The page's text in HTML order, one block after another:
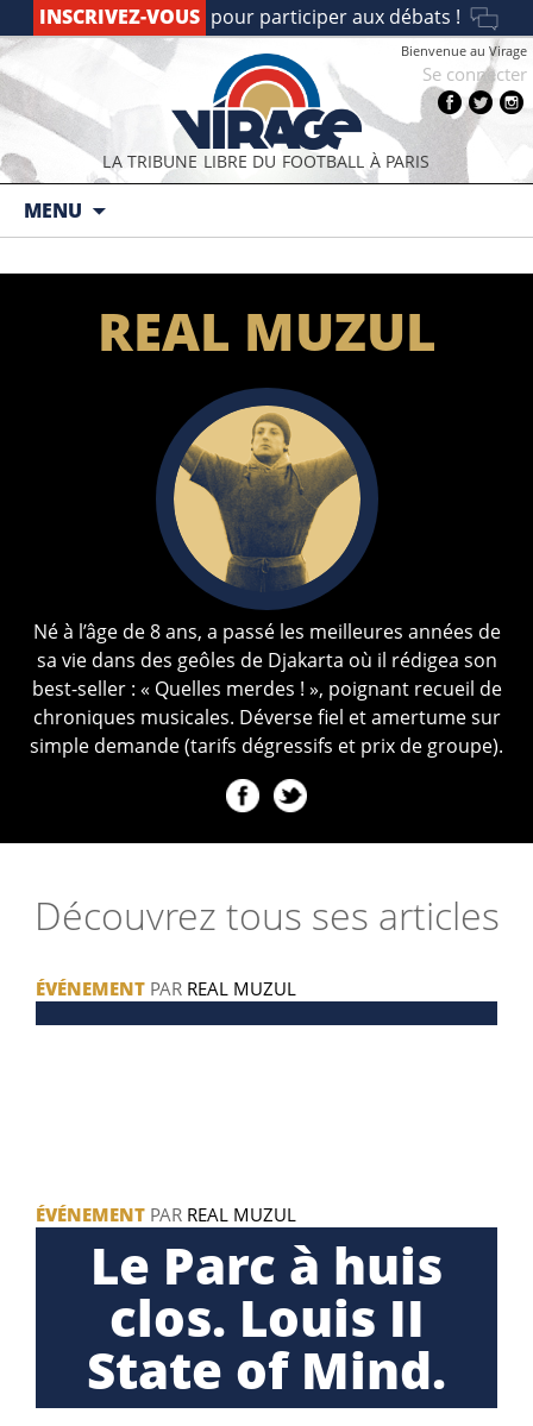
INSCRIVEZ-VOUS pour participer aux débats !
LA TRIBUNE LIBRE DU FOOTBALL À PARIS
Bienvenue au Virage
Se connecter
MENU
Aller au contenu principal
REAL MUZUL
Né à l’âge de 8 ans, a passé les meilleures années de
sa vie dans des geôles de Djakarta où il rédigea son
best-seller : « Quelles merdes ! », poignant recueil de
chroniques musicales. Déverse fiel et amertume sur
simple demande (tarifs dégressifs et prix de groupe).
Découvrez tous ses articles
ÉVÉNEMENT PAR REAL MUZUL
ÉVÉNEMENT PAR REAL MUZUL
Le Parc à huis
clos. Louis II
State of Mind.